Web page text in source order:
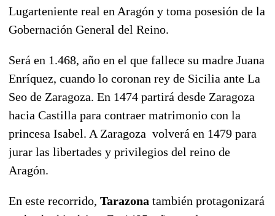
Lugarteniente real en Aragón y toma posesión de la
Gobernación General del Reino.
Será en 1.468, año en el que fallece su madre Juana
Enríquez, cuando lo coronan rey de Sicilia ante La
Seo de Zaragoza. En 1474 partirá desde Zaragoza
hacia Castilla para contraer matrimonio con la
princesa Isabel. A Zaragoza volverá en 1479 para
jurar las libertades y privilegios del reino de
Aragón.
En este recorrido, Tarazona también protagonizará